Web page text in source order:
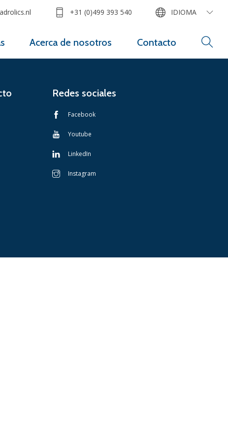
Acerca de nosotros Contacto
+31 (0)499 393 540 IDIOMA
Redes sociales
Facebook
Youtube
LinkedIn
Instagram